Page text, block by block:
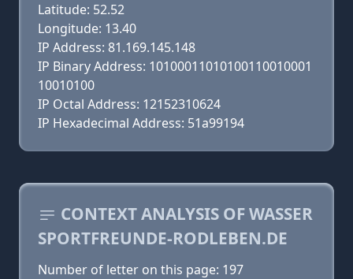
Latitude: 52.52
Longitude: 13.40
IP Address: 81.169.145.148
IP Binary Address: 10100011010100110010001
10010100
IP Octal Address: 12152310624
IP Hexadecimal Address: 51a99194
CONTEXT ANALYSIS OF WASSER
SPORTFREUNDE-RODLEBEN.DE
Number of letter on this page: 197